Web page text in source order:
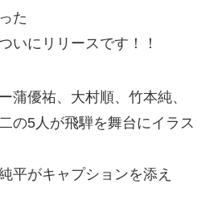
た
いにリリースです！！
蒲優祐、大村順、竹本純、
の5人が飛騨を舞台にイラス
平がキャプションを添え